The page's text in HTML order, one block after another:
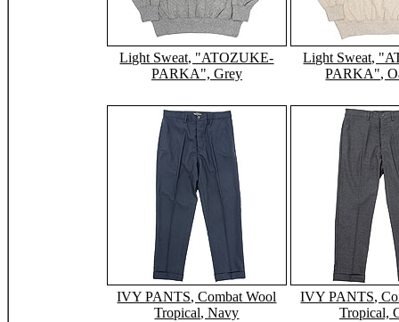
Light Sweat, "ATOZUKE-
PARKA", Grey
Light Sweat,
PARKA",
IVY PANTS, Combat Wool
Tropical, Navy
IVY PANTS,
Tropical,